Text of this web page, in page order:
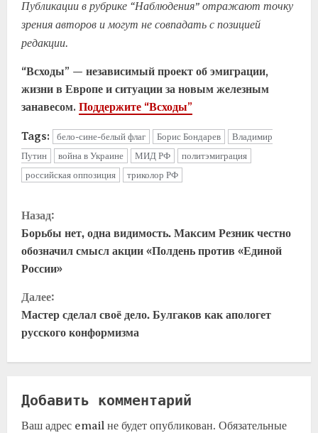
Публикации в рубрике “Наблюдения” отражают точку
зрения авторов и могут не совпадать с позицией
редакции.
“Всходы” — независимый проект об эмиграции,
жизни в Европе и ситуации за новым железным
занавесом. Поддержите “Всходы”
Tags: бело-сине-белый флаг Борис Бондарев
Владимир
Путин
война в Украине МИД РФ
политэмиграция
российская оппозиция
триколор РФ
Назад:
Борьбы нет, одна видимость. Максим Резник честно
обозначил смысл акции «Полдень против «Единой
России»
Далее:
Мастер сделал своё дело. Булгаков как апологет
русского конформизма
Добавить комментарий
Ваш адрес email не будет опубликован. Обязательные